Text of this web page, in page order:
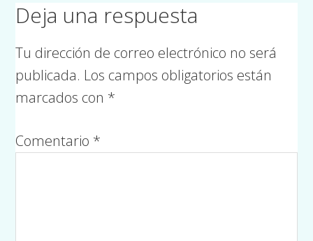
Deja una respuesta
Tu dirección de correo electrónico no será
publicada. Los campos obligatorios están
marcados con *
Comentario *